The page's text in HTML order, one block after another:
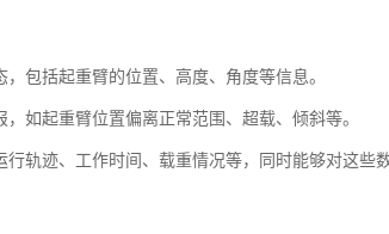
包括起重臂的位置、高度、角度等信息。
如起重臂位置偏离正常范围、超载、倾斜等。
轨迹、工作时间、载重情况等，同时能够对这些